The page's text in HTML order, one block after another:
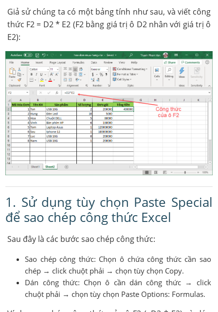
Giả sử chúng ta có một bảng tính như sau, và viết công
thức F2 = D2 * E2 (F2 bằng giá trị ô D2 nhân với giá trị ô
E2):
1. Sử dụng tùy chọn Paste Special
để sao chép công thức Excel
Sau đây là các bước sao chép công thức:
Sao chép công thức: Chọn ô chứa công thức cần sao
chép → click chuột phải → chọn tùy chọn Copy.
Dán công thức: Chọn ô cần dán công thức → click
chuột phải → chọn tùy chọn Paste Options: Formulas.